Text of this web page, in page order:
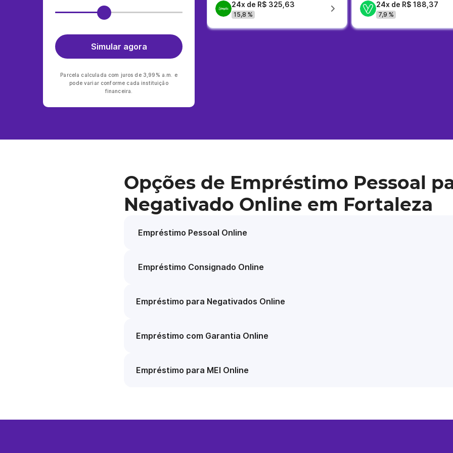
Simular agora
Parcela calculada com juros de 3,99% a.m. e
pode variar conforme cada instituição
financeira.
24x de R$ 325,63
15,8 %
24x de R$ 188,37
7,9 %
Opções de Empréstimo Pessoal
Negativado Online em Fortaleza
Empréstimo Pessoal Online
Empréstimo Consignado Online
Empréstimo para Negativados Online
Empréstimo com Garantia Online
Empréstimo para MEI Online